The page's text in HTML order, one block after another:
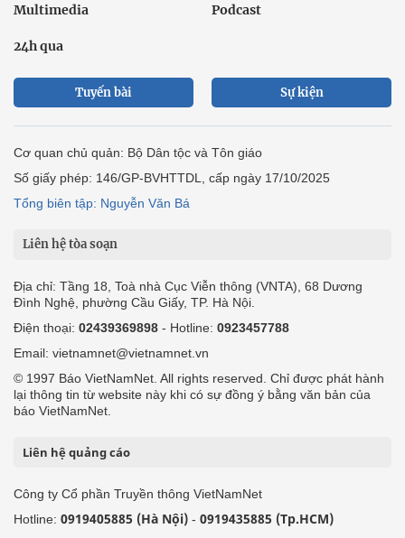
Multimedia Podcast
24h qua
Tuyến bài Sự kiện
Cơ quan chủ quản: Bộ Dân tộc và Tôn giáo
Số giấy phép: 146/GP-BVHTTDL, cấp ngày 17/10/2025
Tổng biên tập: Nguyễn Văn Bá
Liên hệ tòa soạn
Địa chỉ: Tầng 18, Toà nhà Cục Viễn thông (VNTA), 68 Dương
Đình Nghệ, phường Cầu Giấy, TP. Hà Nội.
Điện thoại: 02439369898 - Hotline: 0923457788
Email: vietnamnet@vietnamnet.vn
© 1997 Báo VietNamNet. All rights reserved. Chỉ được phát hành
lại thông tin từ website này khi có sự đồng ý bằng văn bản của
báo VietNamNet.
Liên hệ quảng cáo
Công ty Cổ phần Truyền thông VietNamNet
Hotline: 0919405885 (Hà Nội) - 0919435885 (Tp.HCM)